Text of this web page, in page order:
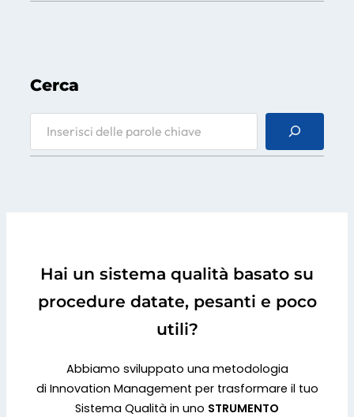
Cerca
a
Hai un sistema qualità basato su
procedure datate, pesanti e poco
utili?
Abbiamo sviluppato una metodologia
di Innovation Management per trasformare il tuo
Sistema Qualità in uno STRUMENTO